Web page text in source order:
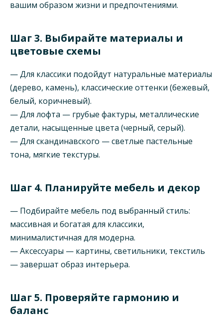
вашим образом жизни и предпочтениями.
Шаг 3. Выбирайте материалы и
цветовые схемы
— Для классики подойдут натуральные материалы
(дерево, камень), классические оттенки (бежевый,
белый, коричневый).
— Для лофта — грубые фактуры, металлические
детали, насыщенные цвета (черный, серый).
— Для скандинавского — светлые пастельные
тона, мягкие текстуры.
Шаг 4. Планируйте мебель и декор
— Подбирайте мебель под выбранный стиль:
массивная и богатая для классики,
минималистичная для модерна.
— Аксессуары — картины, светильники, текстиль
— завершат образ интерьера.
Шаг 5. Проверяйте гармонию и
баланс